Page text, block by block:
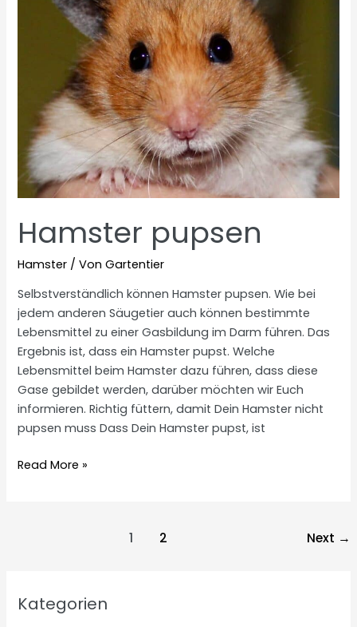
Hamster pupsen
Hamster / VonGartentier
Selbstverständlich können Hamster pupsen. Wie bei
jedem anderen Säugetier auch können bestimmte
Lebensmittel zu einer Gasbildung im Darm führen. Das
Ergebnis ist, dass ein Hamster pupst. Welche
Lebensmittel beim Hamster dazu führen, dass diese
Gase gebildet werden, darüber möchten wir Euch
informieren. Richtig füttern, damit Dein Hamster nicht
pupsen muss Dass Dein Hamster pupst, ist
Hamster
Read More »
1 2 Next →
Kategorien